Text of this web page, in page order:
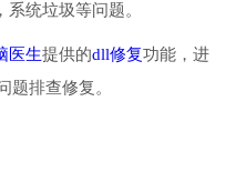
统垃圾等问题。
医生提供的dll修复功能，进
题排查修复。